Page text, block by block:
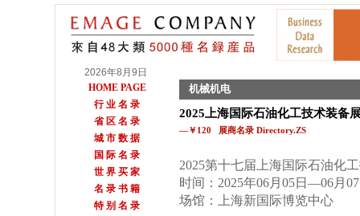
2026年8月9日
HOME PAGE
行 业 名 录
省 区 名 录
城 市 数 据
国 际 名 录
世 界 买 家
名 录 书 籍
特 别 名 录
机械机电
2025上海国际石油化工技术装备
—￥120 展商名录 Directory.ZS
2025第十七届上海国际石油化
时间：2025年06月05日—06月
场馆：上海新国际博览中心